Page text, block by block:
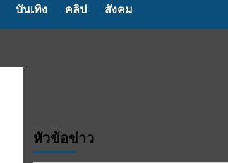
บันเทิง คลิป สังคม
หัวข้อข่าว